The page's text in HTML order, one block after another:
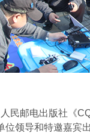
民邮电出版社《
领导和特邀嘉宾出